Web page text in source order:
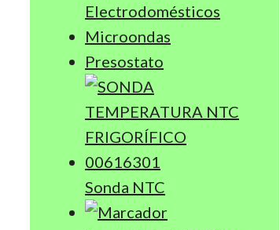
Electrodomésticos
Microondas
Presostato
Sonda NTC